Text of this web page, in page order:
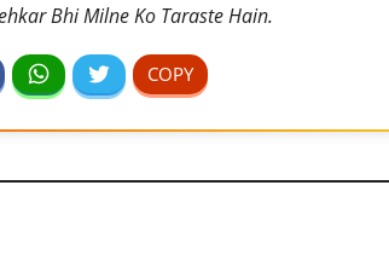
Bhi Milne Ko Taraste Hain.